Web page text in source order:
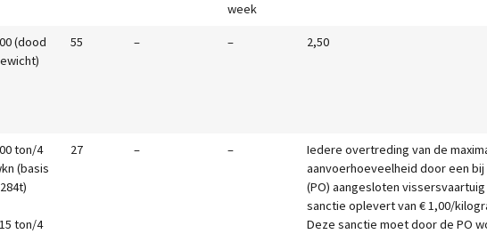
week
(dood
55 – – 2,50
ton/4
(basis
ton/4
27 – –
Iedere overtreding van de
aanvoerhoeveelheid door een bij
(PO) aangesloten
sanctie oplevert van € 1,00/
Deze sanctie moet door de PO